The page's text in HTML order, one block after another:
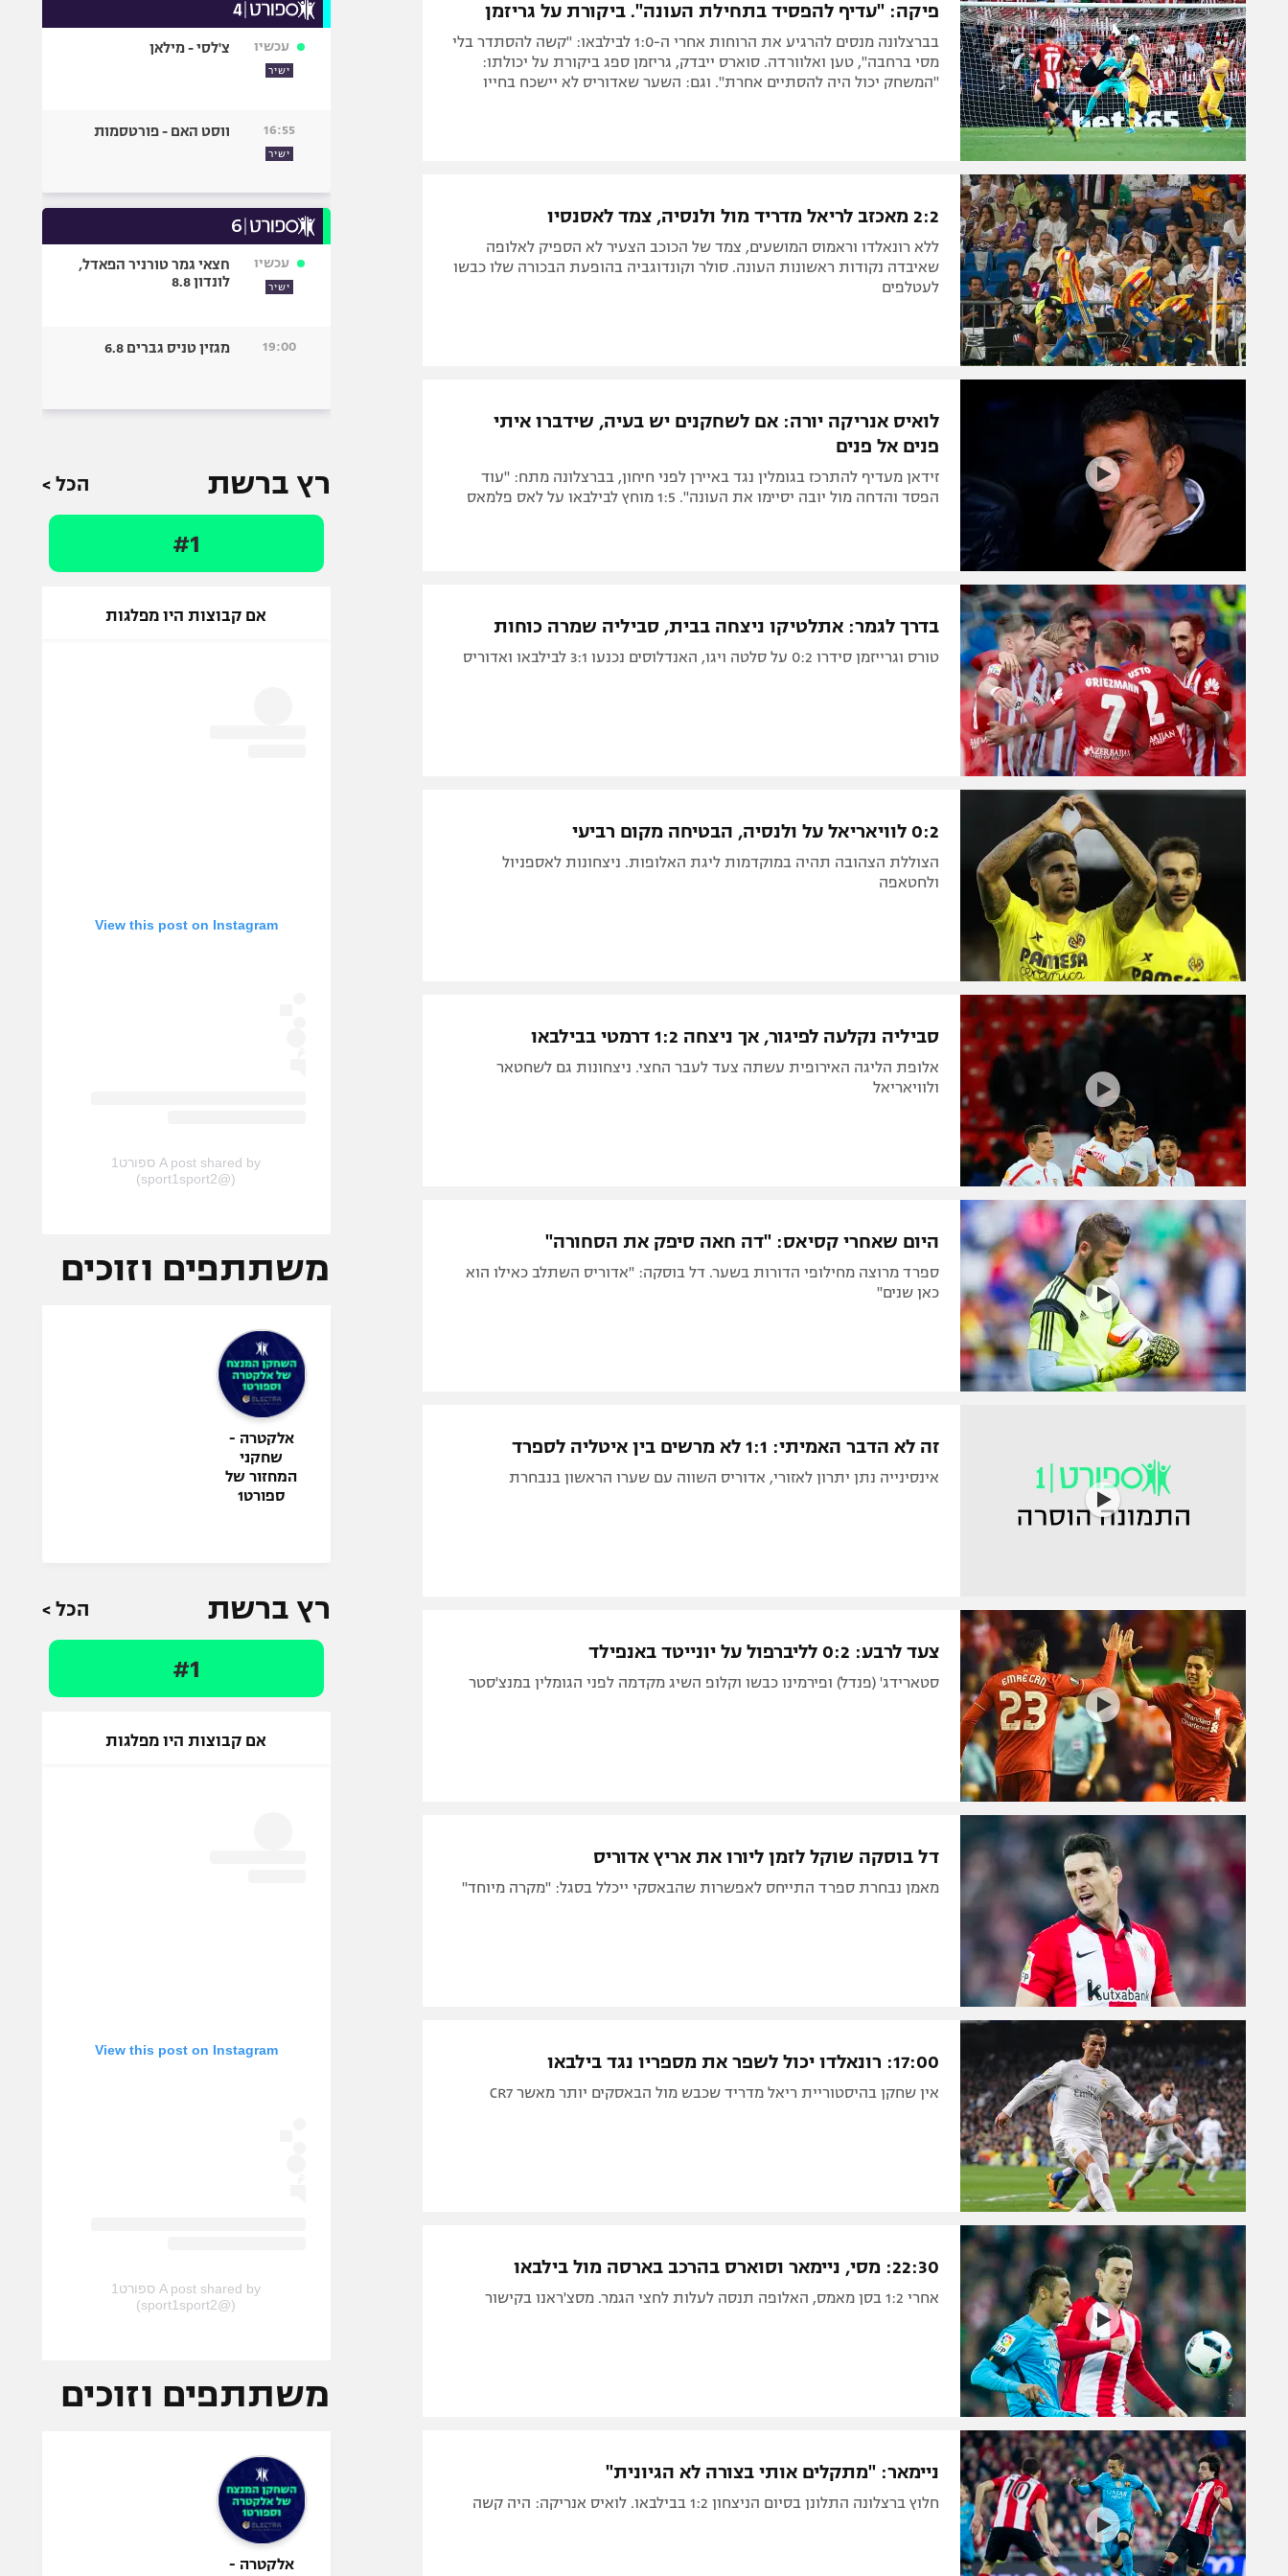
פיקה: "עדיף להפסיד בתחילת העונה". ביקורת על גריזמן
בברצלונה מנסים להרגיע את הרוחות אחרי ה-1:0 לבילבאו: "קשה להסתדר בלי
מסי ברחבה", טען ואלוורדה. סוארס ייבדק, גריזמן ספג ביקורת על יכולתו:
"המשחק יכול היה להסתיים אחרת". וגם: השער שאדוריס לא יישכח בחייו
2:2 מאכזב לריאל מדריד מול ולנסיה, צמד לאסנסיו
ללא רונאלדו וראמוס המושעים, צמד של הכוכב הצעיר לא הספיק לאלופה
שאיבדה נקודות ראשונות העונה. סולר וקונדוגביה בהופעת הבכורה שלו כבשו
לעטלפים
לואיס אנריקה יורה: אם לשחקנים יש בעיה, שידברו איתי
פנים אל פנים
זידאן מעדיף להתרכז בגומלין נגד באיירן לפני חיחון, בברצלונה מתח: "עוד
הפסד והדחה מול יובה יסיימו את העונה". 1:5 מוחץ לבילבאו על לאס פלמאס
בדרך לגמר: אתלטיקו ניצחה בבית, סביליה שמרה כוחות
טורס וגרייזמן סידרו 0:2 על סלטה ויגו, האנדלוסים נכנעו 3:1 לבילבאו ואדוריס
0:2 לוויאריאל על ולנסיה, הבטיחה מקום רביעי
הצוללת הצהובה תהיה במוקדמות ליגת האלופות. ניצחונות לאספניול
ולחטאפה
סביליה נקלעה לפיגור, אך ניצחה 1:2 דרמטי בבילבאו
אלופת הליגה האירופית עשתה צעד לעבר החצי. ניצחונות גם לשחטאר
ולוויאריאל
היום שאחרי קסיאס: "דה חאה סיפק את הסחורה"
ספרד מרוצה מחילופי הדורות בשער. דל בוסקה: "אדוריס השתלב כאילו הוא
כאן שנים"
זה לא הדבר האמיתי: 1:1 לא מרשים בין איטליה לספרד‎
אינסינייה נתן יתרון לאזורי, אדוריס השווה עם שערו הראשון בנבחרת
צעד לרבע: 0:2 לליברפול על יונייטד באנפילד
סטארידג' (פנדל) ופירמינו כבשו וקלופ השיג מקדמה לפני הגומלין במנצ'סטר
דל בוסקה שוקל לזמן ליורו את אריץ אדוריס
מאמן נבחרת ספרד התייחס לאפשרות שהבאסקי ייכלל בסגל: "מקרה מיוחד"
17:00: רונאלדו יכול לשפר את מספריו נגד בילבאו
אין שחקן בהיסטוריית ריאל מדריד שכבש מול הבאסקים יותר מאשר CR7
22:30: מסי, ניימאר וסוארס בהרכב בארסה מול בילבאו
אחרי 1:2 בסן מאמס, האלופה תנסה לעלות לחצי הגמר. מסצ'ראנו בקישור
ניימאר: "מתקלים אותי בצורה לא הגיונית"
חלוץ ברצלונה התלונן בסיום הניצחון 1:2 בבילבאו. לואיס אנריקה: היה קשה
עכשיו
ישיר
צ'לסי - מילאן
16:55
ישיר
ווסט האם - פורטסמות
עכשיו
ישיר
חצאי גמר טורניר הפאדל,
לונדון 8.8
19:00 מגזין טניס גברים 6.8
רץ ברשת הכל >
#1
אם קבוצות היו מפלגות
View this post on Instagram
A post shared by ספורט1
(@sport1sport2)
משתתפים וזוכים
אלקטרה -
שחקני
המחזור של
ספורט1
רץ ברשת הכל >
#1
אם קבוצות היו מפלגות
View this post on Instagram
A post shared by ספורט1
(@sport1sport2)
משתתפים וזוכים
אלקטרה -